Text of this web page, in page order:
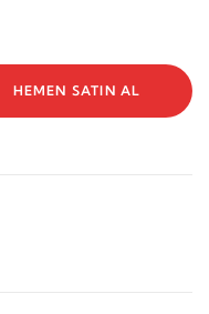
HEMEN SATIN AL